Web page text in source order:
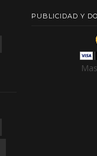
PUBLICIDAD Y